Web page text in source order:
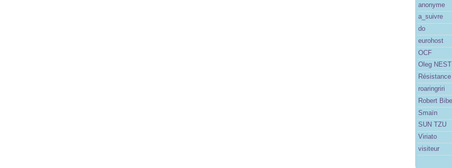
anonyme
a_suivre
do
eurohost
OCF
Oleg
Résistance
roaringriri
Robert
Smaïn
SUN TZU
Viriato
visiteur